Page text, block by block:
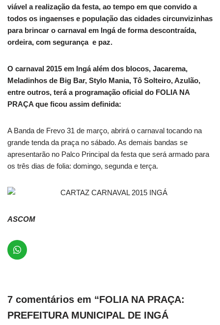
viável a realização da festa, ao tempo em que convido a
todos os ingaenses e população das cidades circunvizinhas
para brincar o carnaval em Ingá de forma descontraída,
ordeira, com segurança e paz.
O carnaval 2015 em Ingá além dos blocos, Jacarema,
Meladinhos de Big Bar, Stylo Mania, Tô Solteiro, Azulão,
entre outros, terá a programação oficial do FOLIA NA
PRAÇA que ficou assim definida:
A Banda de Frevo 31 de março, abrirá o carnaval tocando na
grande tenda da praça no sábado. As demais bandas se
apresentarão no Palco Principal da festa que será armado para
os três dias de folia: domingo, segunda e terça.
ASCOM
7 comentários em “FOLIA NA PRAÇA:
PREFEITURA MUNICIPAL DE INGÁ